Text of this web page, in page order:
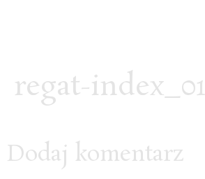
regat-index_01
Dodaj komentarz